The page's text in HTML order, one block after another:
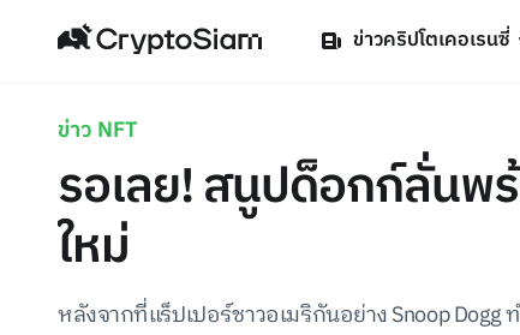
ข่าวคริปโตเคอเรนซี่
ข่าว NFT
รอเลย! สนูปด็อกก์ลั่นพ
ใหม่
หลังจากที่แร็ปเปอร์ชาวอเมริกันอย่าง Snoop